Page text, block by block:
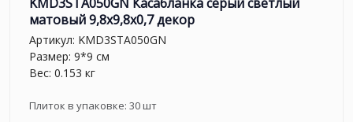
матовый 9,8x9,8x0,7 декор
Артикул: KMD3STA050GN
Размер: 9*9 см
Вес: 0.153 кг
Плиток в упаковке: 30шт